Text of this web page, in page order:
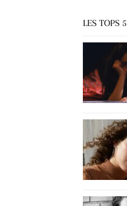
LES TOPS 5